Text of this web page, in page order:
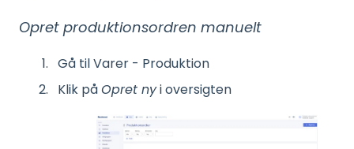
Opret produktionsordren manuelt
Gå til Varer - Produktion
Klik påOpret nyi oversigten